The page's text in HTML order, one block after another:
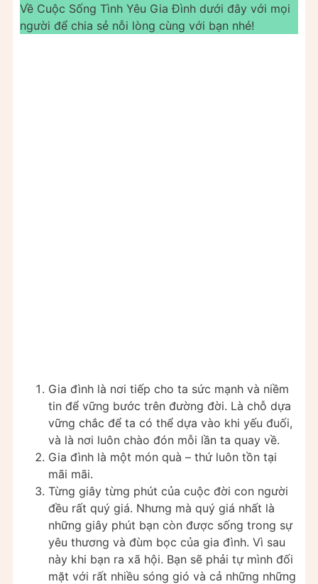
Về Cuộc Sống Tình Yêu Gia Đình dưới đây với mọi
người để chia sẻ nỗi lòng cùng với bạn nhé!
Gia đình là nơi tiếp cho ta sức mạnh và niềm
tin để vững bước trên đường đời. Là chỗ dựa
vững chắc để ta có thể dựa vào khi yếu đuối,
và là nơi luôn chào đón mỗi lần ta quay về.
Gia đình là một món quà – thứ luôn tồn tại
mãi mãi.
Từng giây từng phút của cuộc đời con người
đều rất quý giá. Nhưng mà quý giá nhất là
những giây phút bạn còn được sống trong sự
yêu thương và đùm bọc của gia đình. Vì sau
này khi bạn ra xã hội. Bạn sẽ phải tự mình đối
mặt với rất nhiều sóng gió và cả những những